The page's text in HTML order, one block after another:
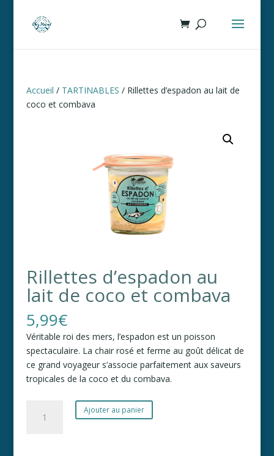
Accueil / TARTINABLES / Rillettes d’espadon au lait de
coco et combava
Rillettes d’espadon au
lait de coco et combava
5,99€
Véritable roi des mers, l’espadon est un poisson
spectaculaire. La chair rosé et ferme au goût délicat de
ce grand voyageur s’associe parfaitement aux saveurs
tropicales de la coco et du combava.
Ajouter au panier
l